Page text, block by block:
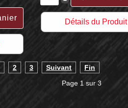
Détails du Produit
2 3 Suivant
Fin
Page 1 sur 3